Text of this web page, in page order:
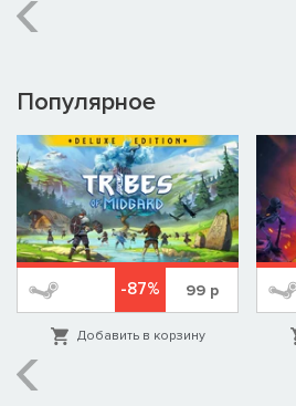
Популярное
-87% 99р
Добавить в корзину